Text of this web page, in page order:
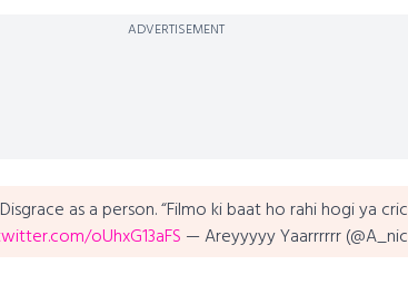
ADVERTISEMENT
as a person. “Filmo ki baat ho rahi hogi ya
oUhxG13aFS — Areyyyyy Yaarrrrrr